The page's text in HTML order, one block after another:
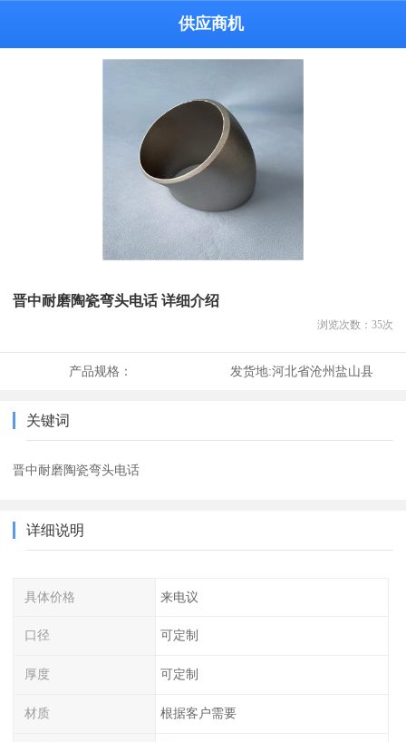
供应商机
晋中耐磨陶瓷弯头电话 详细介绍
浏览次数： 35次
产品规格： 发货地:河北省沧州盐山县
关键词
晋中耐磨陶瓷弯头电话
详细说明
具体价格 来电议
口径 可定制
厚度 可定制
材质 根据客户需要